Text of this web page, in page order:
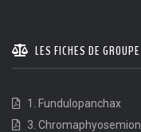
LES FICHES DE GROUPE
1. Fundulopanchax
3. Chromaphyosemion